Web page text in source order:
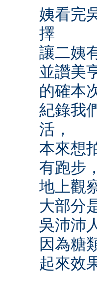
姨看完
擇
讓二姨
並讚美
的確本
紀錄我
活，
本來想
有跑步
地上觀
大部分
吳沛沛
因為糖
起來效